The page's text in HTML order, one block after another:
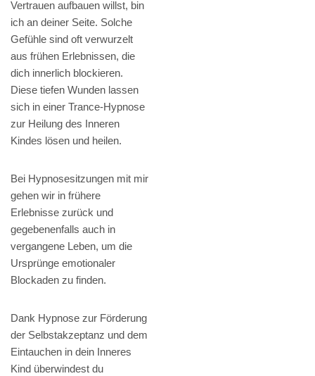
Vertrauen aufbauen willst, bin
ich an deiner Seite. Solche
Gefühle sind oft verwurzelt
aus frühen Erlebnissen, die
dich innerlich blockieren.
Diese tiefen Wunden lassen
sich in einer Trance-Hypnose
zur Heilung des Inneren
Kindes lösen und heilen.
Bei Hypnosesitzungen mit mir
gehen wir in frühere
Erlebnisse zurück und
gegebenenfalls auch in
vergangene Leben, um die
Ursprünge emotionaler
Blockaden zu finden.
Dank Hypnose zur Förderung
der Selbstakzeptanz und dem
Eintauchen in dein Inneres
Kind überwindest du